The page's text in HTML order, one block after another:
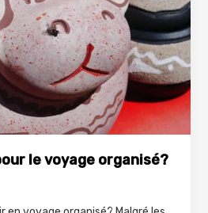
le voyage organisé?